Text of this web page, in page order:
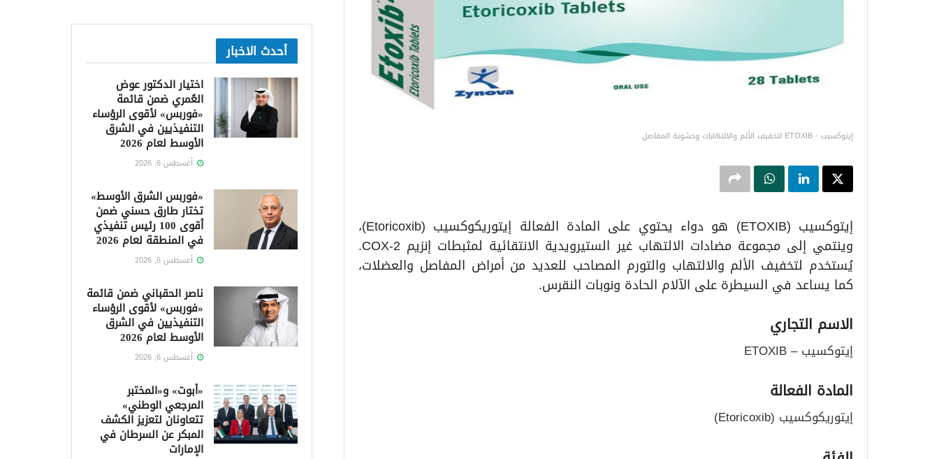
إيتوكسيب - ETOXIB لتخفيف الألم والالتهابات وخشونة المفاصل
إيتوكسيب (ETOXIB) هو دواء يحتوي على المادة الفعالة إيتوريكوكسيب (Etoricoxib)،
وينتمي إلى مجموعة مضادات الالتهاب غير الستيرويدية الانتقائية لمثبطات إنزيم COX-2.
يُستخدم لتخفيف الألم والالتهاب والتورم المصاحب للعديد من أمراض المفاصل والعضلات،
كما يساعد في السيطرة على الآلام الحادة ونوبات النقرس.
الاسم التجاري
إيتوكسيب – ETOXIB
المادة الفعالة
إيتوريكوكسيب (Etoricoxib)
أحدث الاخبار
اختيار الدكتور عوض
العُمري ضمن قائمة
«فوربس» لأقوى الرؤساء
التنفيذيين في الشرق
الأوسط لعام 2026
أغسطس 6, 2026
«فوربس الشرق الأوسط»
تختار طارق حسني ضمن
أقوى 100 رئيس تنفيذي
في المنطقة لعام 2026
أغسطس 6, 2026
ناصر الحقباني ضمن قائمة
«فوربس» لأقوى الرؤساء
التنفيذيين في الشرق
الأوسط لعام 2026
أغسطس 6, 2026
«أبوت» و«المختبر
المرجعي الوطني»
تتعاونان لتعزيز الكشف
المبكر عن السرطان في
الإمارات